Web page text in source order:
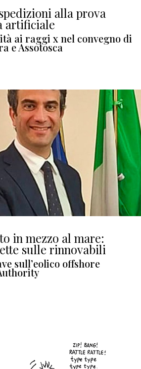
alla prova
artificiale
ai raggi x nel convegno di
e Assotosca
in mezzo al mare:
sulle rinnovabili
sull’eolico offshore